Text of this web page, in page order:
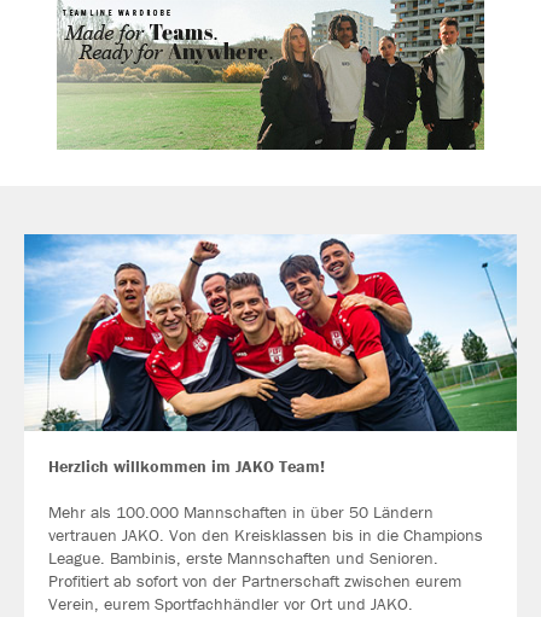
Herzlich willkommen im JAKO Team!
Mehr als 100.000 Mannschaften in über 50 Ländern
vertrauen JAKO. Von den Kreisklassen bis in die Champions
League. Bambinis, erste Mannschaften und Senioren.
Profitiert ab sofort von der Partnerschaft zwischen eurem
Verein, eurem Sportfachhändler vor Ort und JAKO.